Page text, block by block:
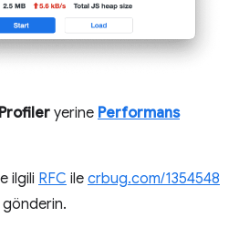
Profiler yerine Performans
ilgili RFC ile crbug.com/1354548